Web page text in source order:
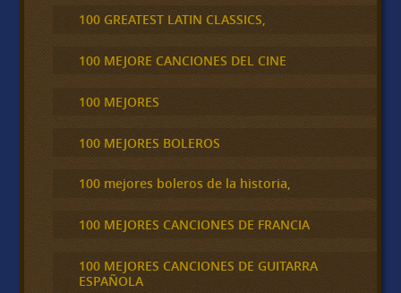
100 GREATEST LATIN CLASSICS,
100 MEJORE CANCIONES DEL CINE
100 MEJORES
100 MEJORES BOLEROS
100 mejores boleros de la historia,
100 MEJORES CANCIONES DE FRANCIA
100 MEJORES CANCIONES DE GUITARRA
ESPAÑOLA